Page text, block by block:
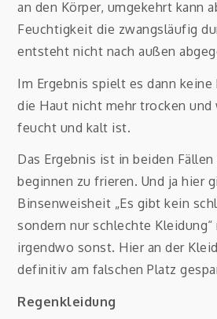
an den Körper, umgekehrt kann
Feuchtigkeit die zwangsläufig
entsteht nicht nach außen
Im Ergebnis spielt es dann keine
die Haut nicht mehr trocken und
feucht und kalt ist.
Das Ergebnis ist in beiden Fällen
beginnen zu frieren. Und ja hier
Binsenweisheit „Es gibt kein
sondern nur schlechte Kleidung“
irgendwo sonst. Hier an der
definitiv am falschen Platz
Regenkleidung